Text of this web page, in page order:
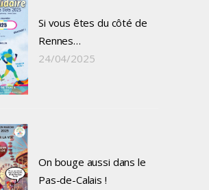
Si vous êtes du côté de
Rennes…
24/04/2025
On bouge aussi dans le
Pas-de-Calais !